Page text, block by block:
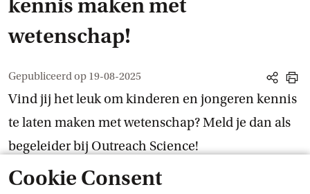
Cookie Consent
kennis maken met
wetenschap!
Gepubliceerd op 19-08-2025
share
print
Vind jij het leuk om kinderen en jongeren kennis
te laten maken met wetenschap? Meld je dan als
begeleider bij Outreach Science!
Toon informatie voor opleiding:
Toon informatie voor jouw opleiding
Welke opleiding volg je?